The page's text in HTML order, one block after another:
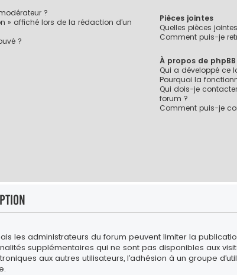
?
» affiché lors de la rédaction d’un
?
Pièces jointes
Quelles pièces
Comment puis-je
À propos de phpBB
Qui a développé ce
Pourquoi la
Qui dois-je
forum ?
Comment puis-je
les administrateurs du forum peuvent limiter la
supplémentaires qui ne sont pas disponibles aux
aux autres utilisateurs, l’adhésion à un groupe